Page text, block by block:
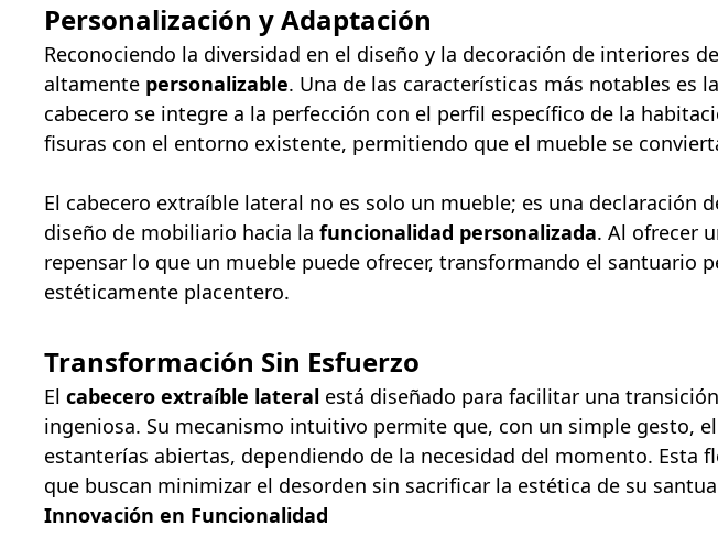
Personalización y Adaptación
Reconociendo la diversidad en el diseño y la decoración de interiores
altamente personalizable. Una de las características más notables es
cabecero se integre a la perfección con el perfil específico de la
fisuras con el entorno existente, permitiendo que el mueble se
El cabecero extraíble lateral no es solo un mueble; es una
diseño de mobiliario hacia la funcionalidad personalizada. Al ofrecer
repensar lo que un mueble puede ofrecer, transformando el santuario
estéticamente placentero.
Transformación Sin Esfuerzo
El cabecero extraíble lateral está diseñado para facilitar una
ingeniosa. Su mecanismo intuitivo permite que, con un simple gesto,
estanterías abiertas, dependiendo de la necesidad del momento.
que buscan minimizar el desorden sin sacrificar la estética de su
Innovación en Funcionalidad